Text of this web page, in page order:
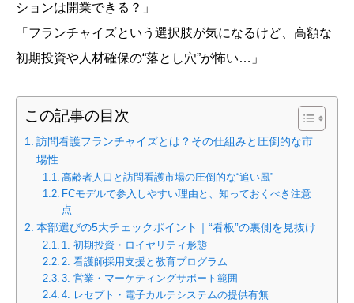
ションは開業できる？」
「フランチャイズという選択肢が気になるけど、高額な
初期投資や人材確保の“落とし穴”が怖い…」
この記事の目次
訪問看護フランチャイズとは？その仕組みと圧倒的な市
場性
高齢者人口と訪問看護市場の圧倒的な“追い風”
FCモデルで参入しやすい理由と、知っておくべき注意
点
本部選びの5大チェックポイント｜“看板”の裏側を見抜け
1. 初期投資・ロイヤリティ形態
2. 看護師採用支援と教育プログラム
3. 営業・マーケティングサポート範囲
4. レセプト・電子カルテシステムの提供有無